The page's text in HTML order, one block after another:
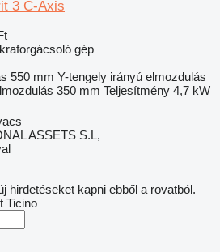
3 C-Axis
gép
550 mm Y-tengely irányú elmozdulás
350 mm Teljesítmény 4,7 kW
ASSETS S.L,
hirdetéseket kapni ebből a rovatból.
Ticino